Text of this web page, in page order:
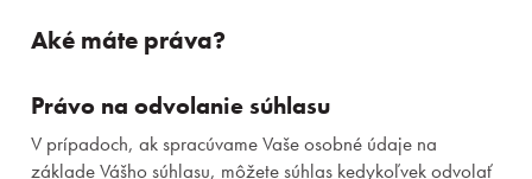
Aké máte práva?
Právo na odvolanie súhlasu
V prípadoch, ak spracúvame Vaše osobné údaje na
základe Vášho súhlasu, môžete súhlas kedykoľvek odvolať